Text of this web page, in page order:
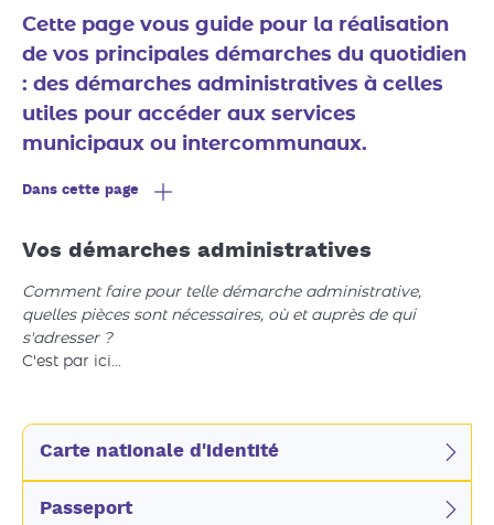
Cette page vous guide pour la réalisation
de vos principales démarches du quotidien
: des démarches administratives à celles
utiles pour accéder aux services
municipaux ou intercommunaux.
Dans cette page
Vos démarches administratives
Comment faire pour telle démarche administrative,
quelles pièces sont nécessaires, où et auprès de qui
s'adresser ?
C'est par ici...
Carte nationale d'identité
Passeport